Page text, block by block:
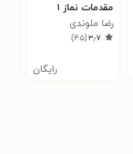
مقدمات نماز ۱
رضا ملوندی
۳٫۷(۴۵)
رایگان